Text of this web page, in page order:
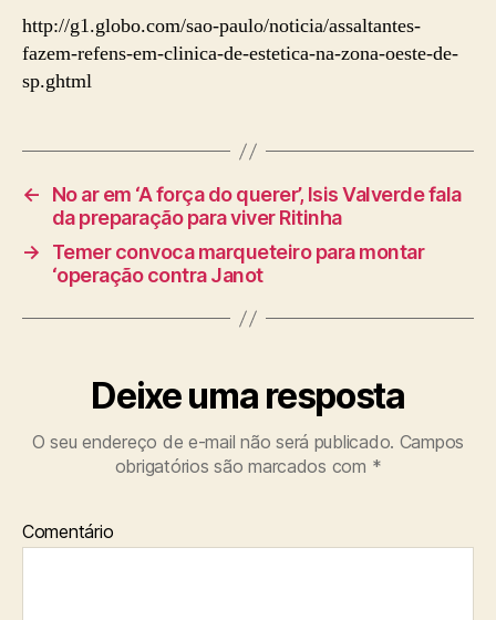
http://g1.globo.com/sao-paulo/noticia/assaltantes-
fazem-refens-em-clinica-de-estetica-na-zona-oeste-de-
sp.ghtml
←
No ar em ‘A força do querer’, Isis Valverde fala
da preparação para viver Ritinha
→
Temer convoca marqueteiro para montar
‘operação contra Janot
Deixe uma resposta
O seu endereço de e-mail não será publicado. Campos
obrigatórios são marcados com *
Comentário